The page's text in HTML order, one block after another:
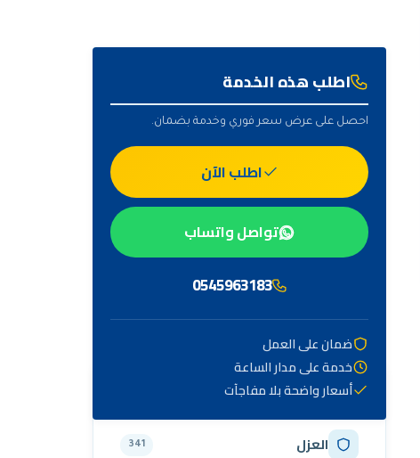
اطلب هذه الخدمة
احصل على عرض سعر فوري وخدمة بضمان.
اطلب الآن
تواصل واتساب
0545963183
ضمان على العمل
خدمة على مدار الساعة
أسعار واضحة بلا مفاجآت
أهم التصنيفات
العزل 341